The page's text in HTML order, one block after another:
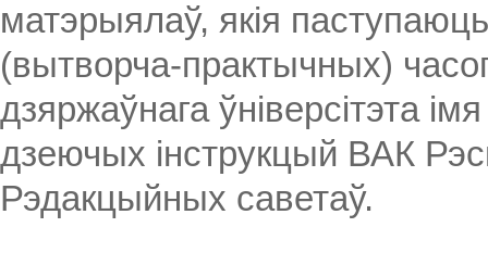
матэрыялаў, якія
(вытворча-практычных)
дзяржаўнага ўніверсітэта
дзеючых інструкцый ВАК
Рэдакцыйных саветаў.